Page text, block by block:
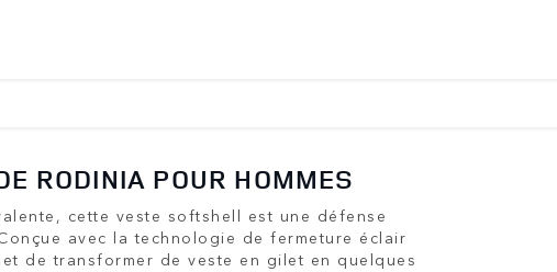
RODINIA POUR HOMMES
cette veste softshell est une défense
avec la technologie de fermeture éclair
de transformer de veste en gilet en quelques